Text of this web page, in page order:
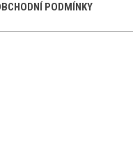
PODMÍNKY